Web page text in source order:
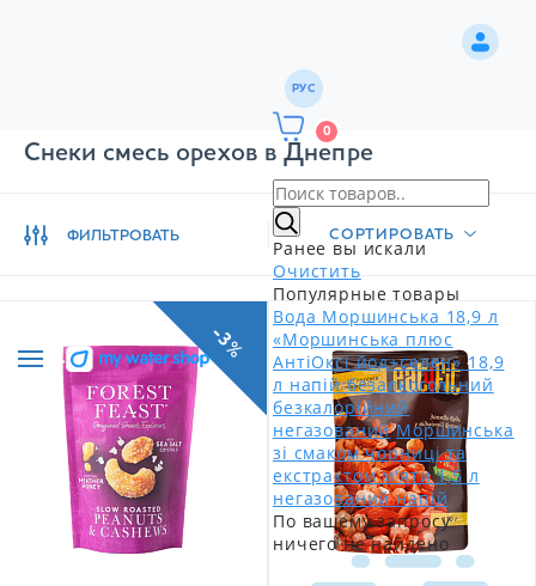
РУС
0
Ранее вы искали
Очистить
Популярные товары
Вода Моршинська 18,9 л
«Моршинська плюс
АнтіОксі йод+селен» 18,9
л напій безалкогольний
безкалорійний
негазований Моршинська
зі смаком чорниці та
екстрактом м'яти 1,5 л
негазований напій
По вашему запросу
ничего не найдено
Снеки смесь орехов в Днепре
ФИЛЬТРОВАТЬ СОРТИРОВАТЬ
-3%